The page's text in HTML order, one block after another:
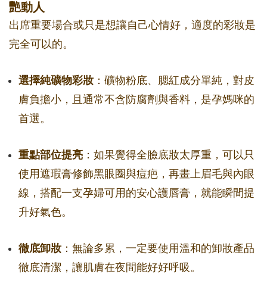
艷動人
出席重要場合或只是想讓自己心情好，適度的彩妝是
完全可以的。
選擇純礦物彩妝 ：礦物粉底、腮紅成分單純，對皮
膚負擔小，且通常不含防腐劑與香料，是孕媽咪的
首選。
重點部位提亮 ：如果覺得全臉底妝太厚重，可以只
使用遮瑕膏修飾黑眼圈與痘疤，再畫上眉毛與內眼
線，搭配一支孕婦可用的安心護唇膏，就能瞬間提
升好氣色。
徹底卸妝 ：無論多累，一定要使用溫和的卸妝產品
徹底清潔，讓肌膚在夜間能好好呼吸。